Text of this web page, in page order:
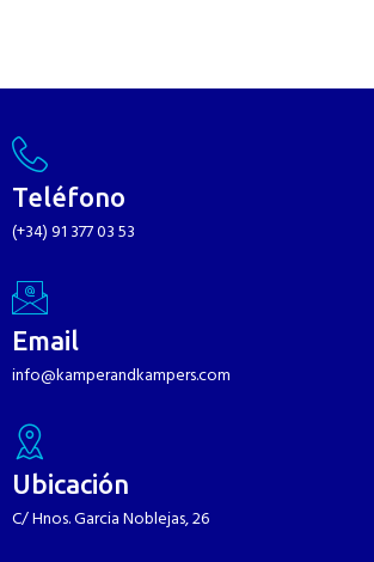
Teléfono
(+34) 91 377 03 53
Email
info@kamperandkampers.com
Ubicación
C/ Hnos. Garcia Noblejas, 26